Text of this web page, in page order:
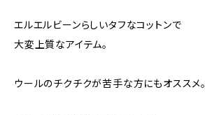
エルエルビーンらしいタフなコットンで
大変上質なアイテム。
ウールのチクチクが苦手な方にもオススメ。